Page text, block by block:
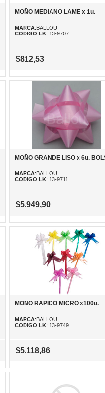
MOÑO MEDIANO LAME x 1u.
MARCA:BALLOU
CODIGO LK: 13-9707
$812,53
MOÑO GRANDE LISO x 6u.
MARCA:BALLOU
CODIGO LK: 13-9711
$5.949,90
MOÑO RAPIDO MICRO x100u.
MARCA:BALLOU
CODIGO LK: 13-9749
$5.118,86